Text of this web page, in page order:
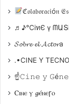
ℭ𝔬𝔩𝔞𝔟𝔬𝔯𝔞𝔠𝔦ó𝔫
♬♪℃іทЄ ү
𝓢𝓸𝓫𝓻𝓮 𝓮𝓵 𝓐𝓬𝓽𝓸𝓻a
.•CINE Y
☝𝙲𝚒𝚗𝚎 𝚢
Ⲥⲓⲛⲉ ⲩ 𝓰ⲉ́ⲛⲉꞅⲟ